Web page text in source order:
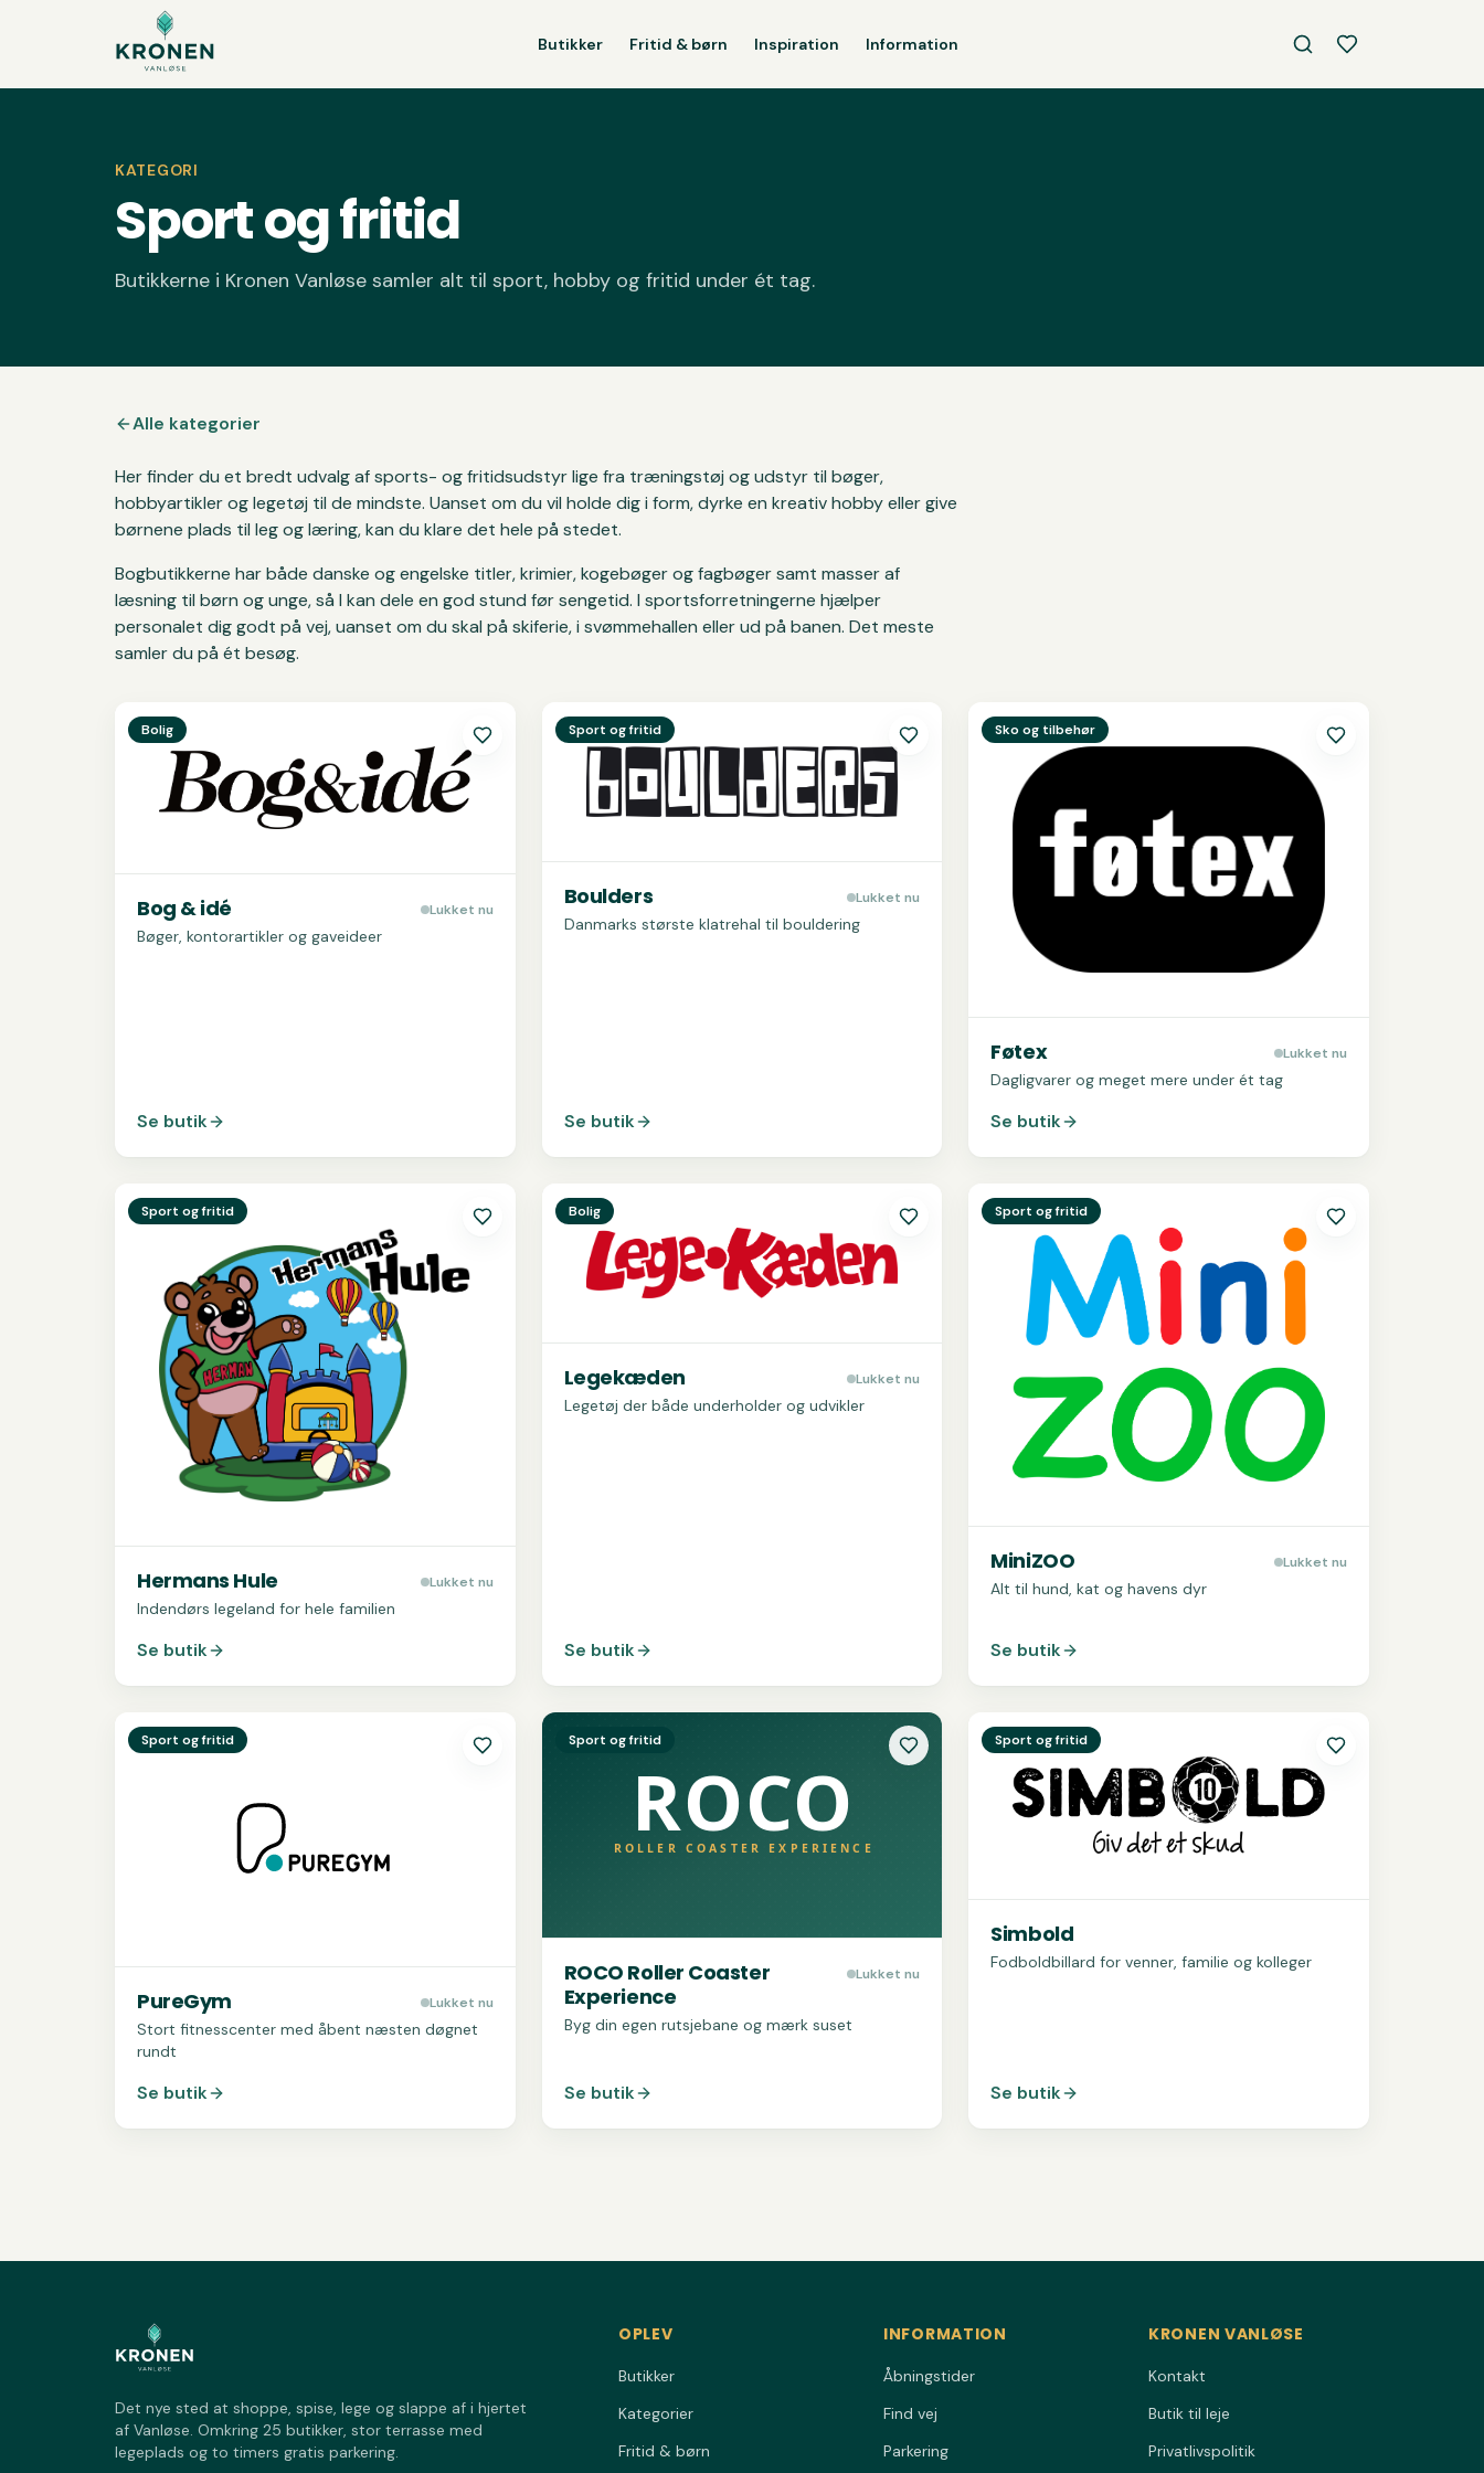
Butikker Fritid & børn Inspiration Information
KATEGORI
Sport og fritid
Butikkerne i Kronen Vanløse samler alt til sport, hobby og fritid under ét tag.
Alle kategorier
Her finder du et bredt udvalg af sports- og fritidsudstyr lige fra træningstøj og udstyr til bøger,
hobbyartikler og legetøj til de mindste. Uanset om du vil holde dig i form, dyrke en kreativ hobby eller give
børnene plads til leg og læring, kan du klare det hele på stedet.
Bogbutikkerne har både danske og engelske titler, krimier, kogebøger og fagbøger samt masser af
læsning til børn og unge, så I kan dele en god stund før sengetid. I sportsforretningerne hjælper
personalet dig godt på vej, uanset om du skal på skiferie, i svømmehallen eller ud på banen. Det meste
samler du på ét besøg.
SeBog & idé
Bolig
Bog & idé Lukket nu
Bøger, kontorartikler og gaveideer
Se butik
SeBoulders
Sport og fritid
Boulders Lukket nu
Danmarks største klatrehal til bouldering
Se butik
SeFøtex
Sko og tilbehør
Føtex Lukket nu
Dagligvarer og meget mere under ét tag
Se butik
SeHermans Hule
Sport og fritid
Hermans Hule Lukket nu
Indendørs legeland for hele familien
Se butik
SeLegekæden
Bolig
Legekæden Lukket nu
Legetøj der både underholder og udvikler
Se butik
SeMiniZOO
Sport og fritid
MiniZOO Lukket nu
Alt til hund, kat og havens dyr
Se butik
SePureGym
Sport og fritid
PureGym Lukket nu
Stort fitnesscenter med åbent næsten døgnet
rundt
Se butik
Se
Sport og fritid
ROCO Roller Coaster
Experience
Lukket nu
Byg din egen rutsjebane og mærk suset
Se butik
SeSimbold
Sport og fritid
Simbold
Fodboldbillard for venner, familie og kolleger
Se butik
Det nye sted at shoppe, spise, lege og slappe af i hjertet
af Vanløse. Omkring 25 butikker, stor terrasse med
legeplads og to timers gratis parkering.
OPLEV
Butikker
Kategorier
Fritid & børn
INFORMATION
Åbningstider
Find vej
Parkering
KRONEN VANLØSE
Kontakt
Butik til leje
Privatlivspolitik